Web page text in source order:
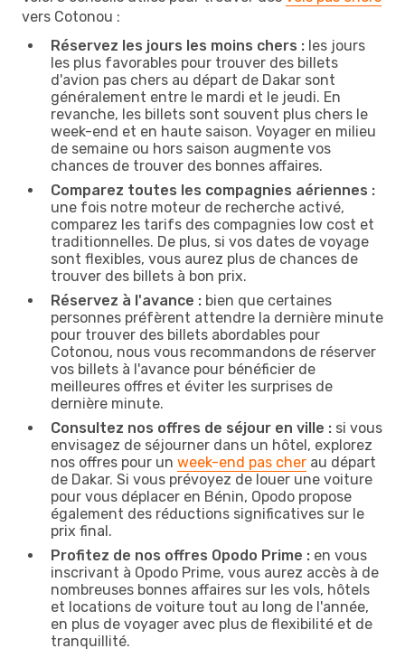
vers Cotonou :
Réservez les jours les moins chers : les jours
les plus favorables pour trouver des billets
d'avion pas chers au départ de Dakar sont
généralement entre le mardi et le jeudi. En
revanche, les billets sont souvent plus chers le
week-end et en haute saison. Voyager en milieu
de semaine ou hors saison augmente vos
chances de trouver des bonnes affaires.
Comparez toutes les compagnies aériennes :
une fois notre moteur de recherche activé,
comparez les tarifs des compagnies low cost et
traditionnelles. De plus, si vos dates de voyage
sont flexibles, vous aurez plus de chances de
trouver des billets à bon prix.
Réservez à l'avance : bien que certaines
personnes préfèrent attendre la dernière minute
pour trouver des billets abordables pour
Cotonou, nous vous recommandons de réserver
vos billets à l'avance pour bénéficier de
meilleures offres et éviter les surprises de
dernière minute.
Consultez nos offres de séjour en ville : si vous
envisagez de séjourner dans un hôtel, explorez
nos offres pour un week-end pas cher au départ
de Dakar. Si vous prévoyez de louer une voiture
pour vous déplacer en Bénin, Opodo propose
également des réductions significatives sur le
prix final.
Profitez de nos offres Opodo Prime : en vous
inscrivant à Opodo Prime, vous aurez accès à de
nombreuses bonnes affaires sur les vols, hôtels
et locations de voiture tout au long de l'année,
en plus de voyager avec plus de flexibilité et de
tranquillité.